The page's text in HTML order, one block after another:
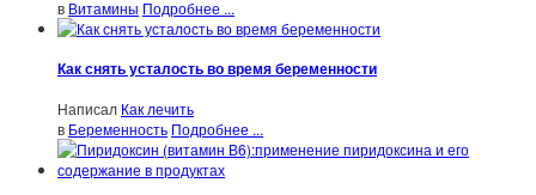
в Витамины Подробнее ...
Как снять усталость во время беременности
Написал Как лечить
в Беременность Подробнее ...